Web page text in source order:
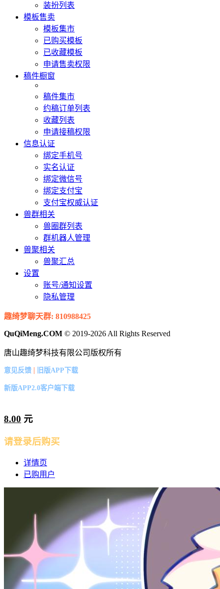
装扮列表
模板售卖
模板集市
已购买模板
已收藏模板
申请售卖权限
稿件橱窗
稿件集市
约稿订单列表
收藏列表
申请接稿权限
信息认证
绑定手机号
实名认证
绑定微信号
绑定支付宝
支付宝权威认证
兽群相关
兽圈群列表
群机器人管理
兽聚相关
兽聚汇总
设置
账号/通知设置
隐私管理
趣绮梦聊天群: 810988425
QuQiMeng.COM © 2019-2026 All Rights Reserved
唐山趣绮梦科技有限公司版权所有
意见反馈 | 旧版APP下载
新版APP2.0客户端下载
8.00 元
请登录后购买
详情页
已购用户